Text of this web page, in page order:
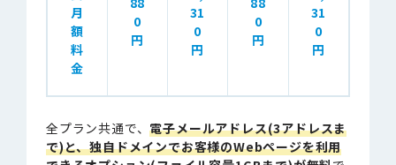
月
額
料
金
0
円
31
0
円
0
円
31
0
円
全プラン共通で、電子メールアドレス(3アドレスま
で)と、独自ドメインでお客様のWebページを利用